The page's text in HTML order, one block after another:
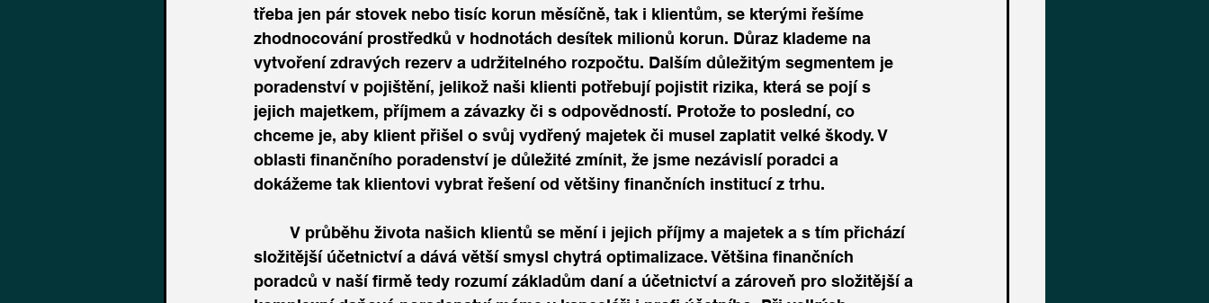
třeba jen pár stovek nebo tisíc korun měsíčně, tak i klientům, se kterými řešíme
zhodnocování prostředků v hodnotách desítek milionů korun. Důraz klademe na
vytvoření zdravých rezerv a udržitelného rozpočtu. Dalším důležitým segmentem je
poradenství v pojištění, jelikož naši klienti potřebují pojistit rizika, která se pojí s
jejich majetkem, příjmem a závazky či s odpovědností. Protože to poslední, co
chceme je, aby klient přišel o svůj vydřený majetek či musel zaplatit velké škody. V
oblasti finančního poradenství je důležité zmínit, že jsme nezávislí poradci a
dokážeme tak klientovi vybrat řešení od většiny finančních institucí z trhu.
složitější účetnictví a dává větší smysl chytrá optimalizace. Většina finančních
poradců v naší firmě tedy rozumí základům daní a účetnictví a zároveň pro složitější a